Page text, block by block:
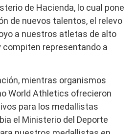
de Hacienda, lo cual pone
de nuevos talentos, el relevo
a nuestros atletas de alto
compiten representando a
mientras organismos
World Athletics ofrecieron
para los medallistas
el Ministerio del Deporte